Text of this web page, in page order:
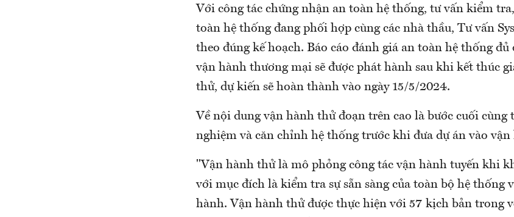
Với công tác chứng nhận an toàn hệ thống, tư vấn kiểm
toàn hệ thống đang phối hợp cùng các nhà thầu, Tư vấn
theo đúng kế hoạch. Báo cáo đánh giá an toàn hệ thống đủ
vận hành thương mại sẽ được phát hành sau khi kết thúc
thử, dự kiến sẽ hoàn thành vào ngày 15/5/2024.
Về nội dung vận hành thử đoạn trên cao là bước cuối cùng
nghiệm và căn chỉnh hệ thống trước khi đưa dự án vào
"Vận hành thử là mô phỏng công tác vận hành tuyến khi
với mục đích là kiểm tra sự sẵn sàng của toàn bộ hệ thống
hành. Vận hành thử được thực hiện với 57 kịch bản trong